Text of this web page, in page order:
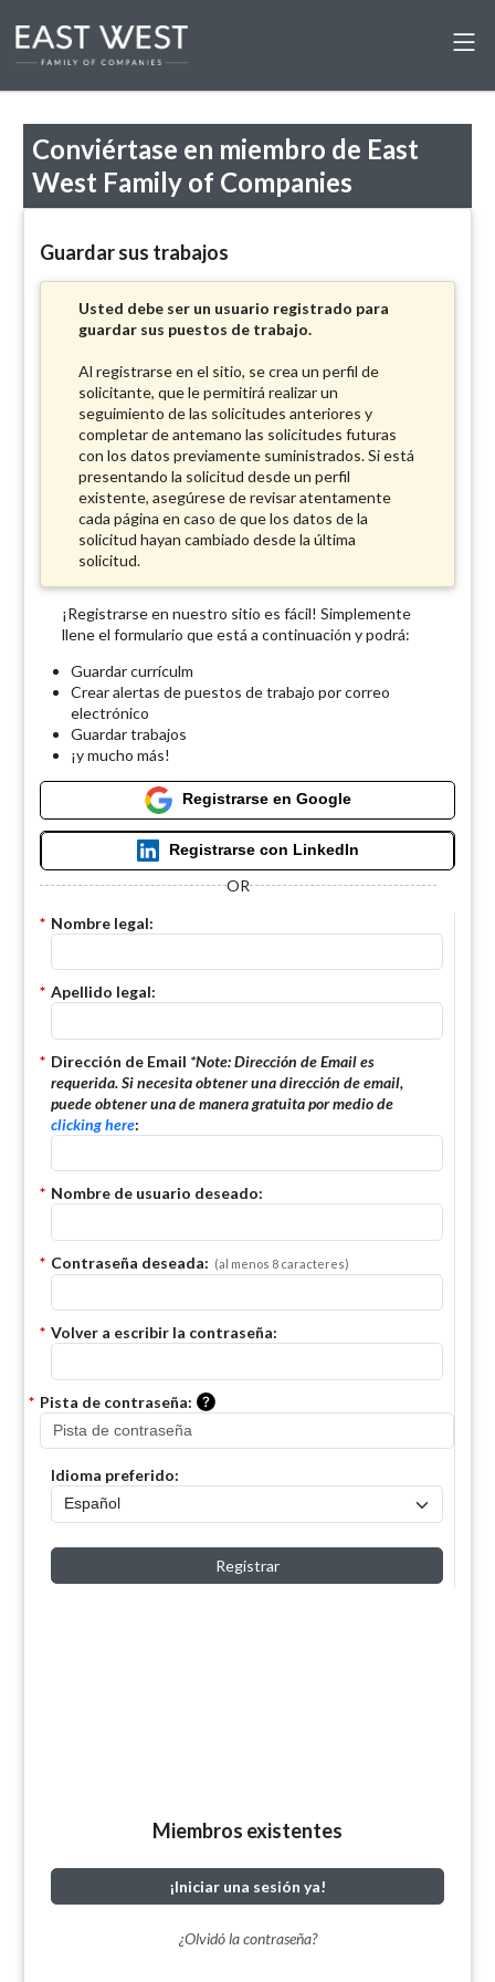
Conviértase en miembro de East
West Family of Companies
Guardar sus trabajos
Usted debe ser un usuario registrado para
guardar sus puestos de trabajo.
Al registrarse en el sitio, se crea un perfil de
solicitante, que le permitirá realizar un
seguimiento de las solicitudes anteriores y
completar de antemano las solicitudes futuras
con los datos previamente suministrados. Si está
presentando la solicitud desde un perfil
existente, asegúrese de revisar atentamente
cada página en caso de que los datos de la
solicitud hayan cambiado desde la última
solicitud.
¡Registrarse en nuestro sitio es fácil! Simplemente
llene el formulario que está a continuación y podrá:
Guardar currículm
Crear alertas de puestos de trabajo por correo
electrónico
Guardar trabajos
¡y mucho más!
Registrarse en Google
Registrarse con LinkedIn
OR
* Nombre legal:
* Apellido legal:
* Dirección de Email *Note:Dirección de Email es
requerida. Si necesita obtener una dirección de email,
puede obtener una de manera gratuita por medio de
clicking here:
* Nombre de usuario deseado:
* Contraseña deseada: (al menos 8 caracteres)
* Volver a escribir la contraseña:
* Pista de contraseña:
Idioma preferido:
Registrar
Miembros existentes
¡Iniciar una sesión ya!
¿Olvidó la contraseña?